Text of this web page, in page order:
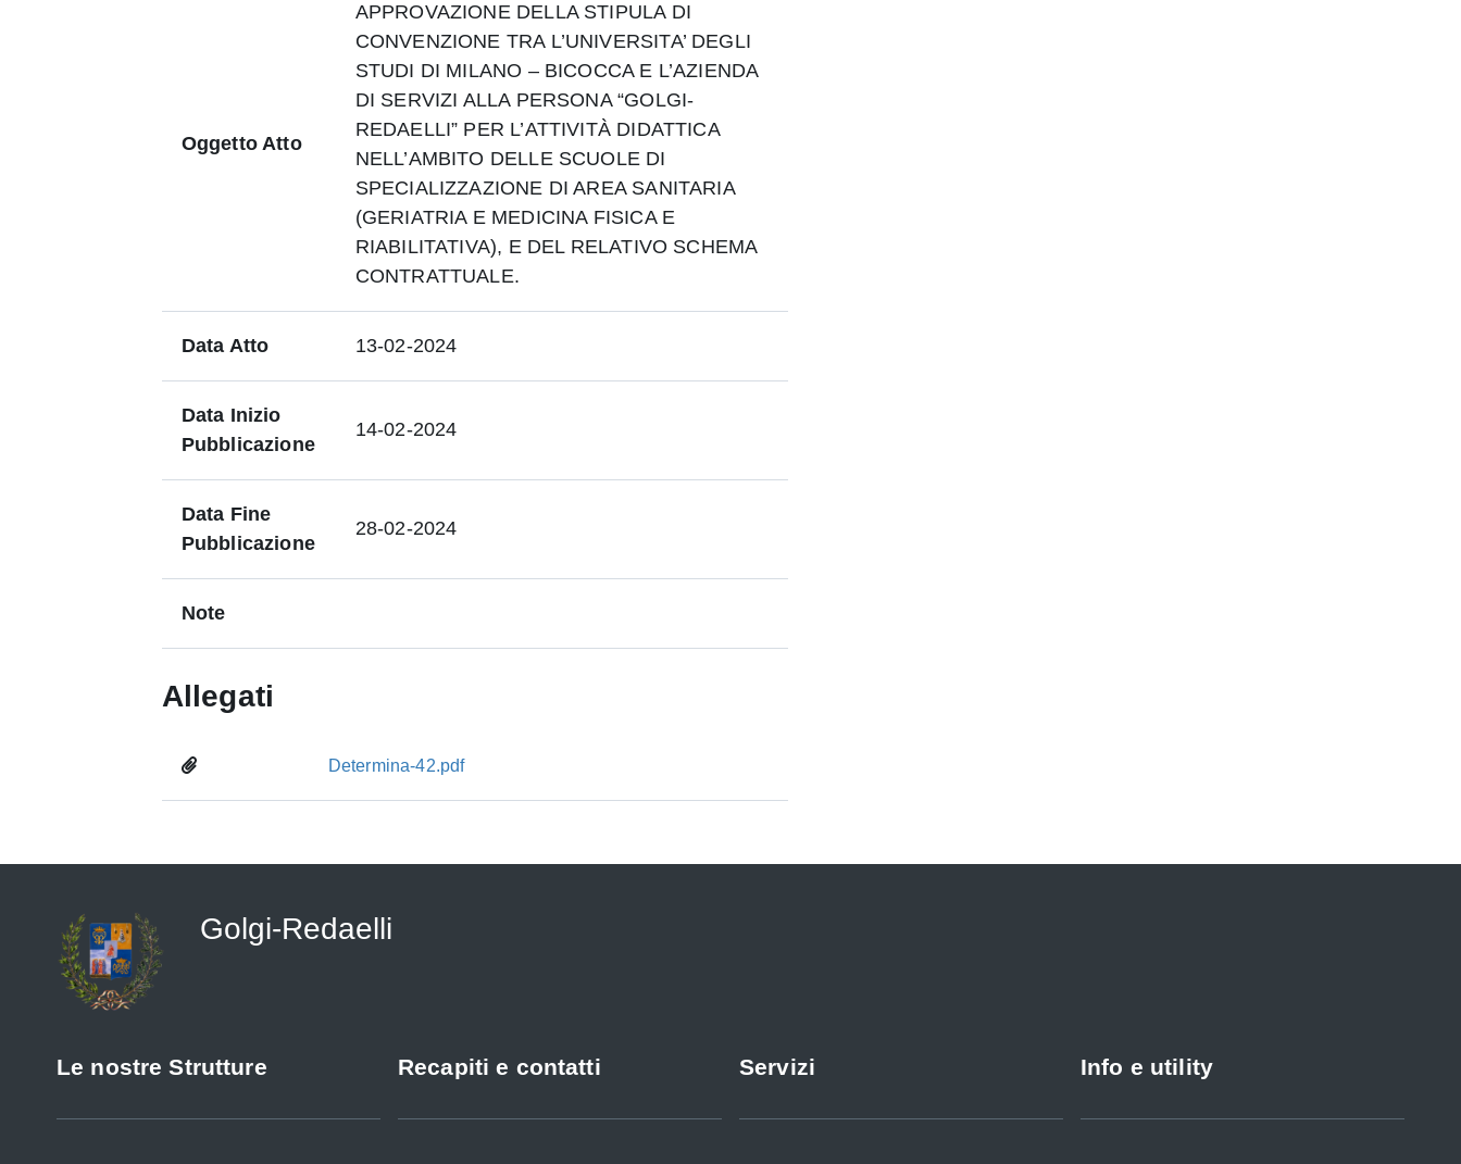
Oggetto Atto
APPROVAZIONE DELLA STIPULA DI
CONVENZIONE TRA L’UNIVERSITA’ DEGLI
STUDI DI MILANO – BICOCCA E L’AZIENDA
DI SERVIZI ALLA PERSONA “GOLGI-
REDAELLI” PER L’ATTIVITÀ DIDATTICA
NELL’AMBITO DELLE SCUOLE DI
SPECIALIZZAZIONE DI AREA SANITARIA
(GERIATRIA E MEDICINA FISICA E
RIABILITATIVA), E DEL RELATIVO SCHEMA
CONTRATTUALE.
Data Atto 13-02-2024
Data Inizio
Pubblicazione
14-02-2024
Data Fine
Pubblicazione
28-02-2024
Note
Allegati
Determina-42.pdf
Golgi-Redaelli
Le nostre Strutture Recapiti e contatti Servizi Info e utility